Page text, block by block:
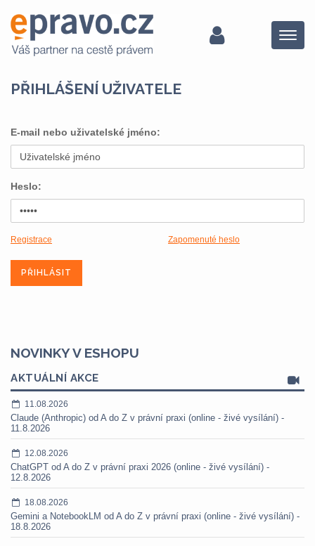
Menu
PŘIHLÁŠENÍ UŽIVATELE
E-mail nebo uživatelské jméno:
Heslo:
Registrace Zapomenuté heslo
NOVINKY V ESHOPU
AKTUÁLNÍ AKCE
11.08.2026
Claude (Anthropic) od A do Z v právní praxi (online - živé vysílání) -
11.8.2026
12.08.2026
ChatGPT od A do Z v právní praxi 2026 (online - živé vysílání) -
12.8.2026
18.08.2026
Gemini a NotebookLM od A do Z v právní praxi (online - živé vysílání) -
18.8.2026